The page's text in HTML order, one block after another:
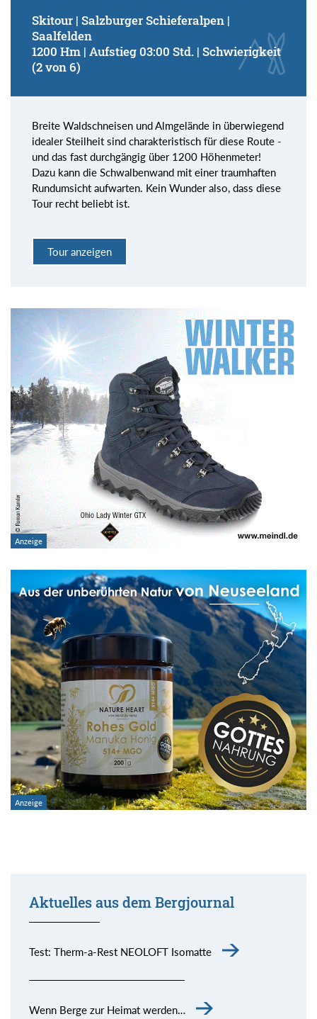
Skitour | Salzburger Schieferalpen |
Saalfelden
1200 Hm | Aufstieg 03:00 Std. | Schwierigkeit
(2 von 6)
Breite Waldschneisen und Almgelände in überwiegend
idealer Steilheit sind charakteristisch für diese Route -
und das fast durchgängig über 1200 Höhenmeter!
Dazu kann die Schwalbenwand mit einer traumhaften
Rundumsicht aufwarten. Kein Wunder also, dass diese
Tour recht beliebt ist.
Tour anzeigen
Aktuelles aus dem Bergjournal
Test: Therm-a-Rest NEOLOFT Isomatte
Wenn Berge zur Heimat werden…